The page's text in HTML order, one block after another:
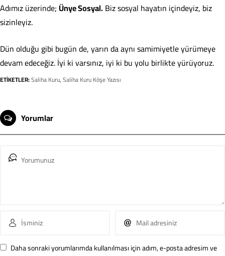
Adımız üzerinde; Ünye Sosyal. Biz sosyal hayatın içindeyiz, biz
sizinleyiz.
Dün olduğu gibi bugün de, yarın da aynı samimiyetle yürümeye
devam edeceğiz. İyi ki varsınız, iyi ki bu yolu birlikte yürüyoruz.
ETİKETLER:Saliha Kuru,Saliha Kuru Köşe Yazısı
Yorumlar
Daha sonraki yorumlarımda kullanılması için adım, e-posta adresim ve